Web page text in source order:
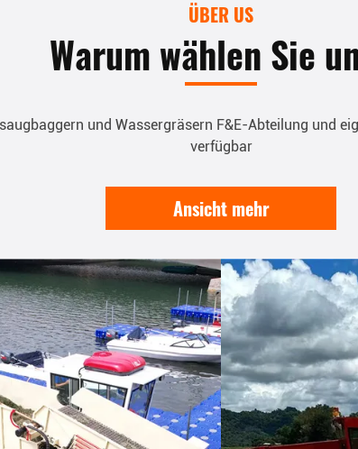
ÜBER US
Warum wählen Sie
und Wassergräsern F&E-Abteilung und
verfügbar
Ansicht mehr